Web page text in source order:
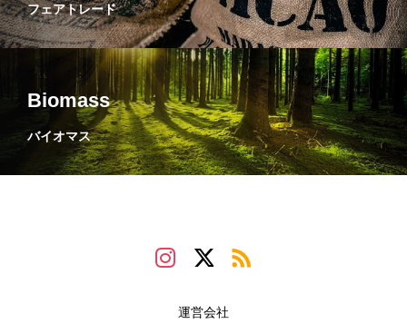
フェアトレード
Biomass
バイオマス
運営会社